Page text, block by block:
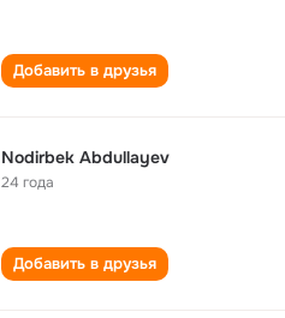
Добавить в друзья
Nodirbek Abdullayev
24 года
Добавить в друзья